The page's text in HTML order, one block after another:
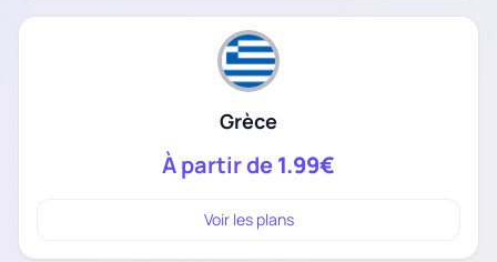
Grèce
À partir de1.99€
Voir les plans